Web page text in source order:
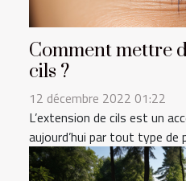
Comment mettre
cils ?
12 décembre 2022 01:22
L’extension de cils est un
aujourd’hui par tout type de